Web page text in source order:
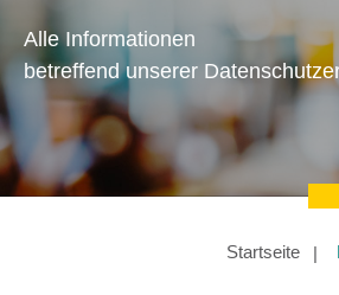
Alle Informationen
betreffend unserer
Startseite